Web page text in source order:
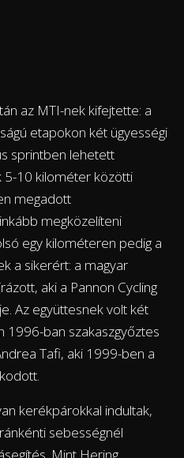
az MTI-nek kifejtette: a
etapokon két ügyességi
sprintben lehetett
5-10 kilométer közötti
megadott
megközelíteni
egy kilométeren pedig a
a sikerért: a magyar
aki a Pannon Cycling
Az együttesnek volt két
1996-ban szakaszgyőztes
Tafi, aki 1999-ben a
kerékpárokkal indultak,
sebességnél